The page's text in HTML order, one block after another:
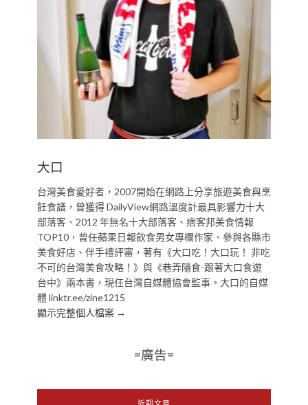
大口
台灣美食愛好者，2007開始在網路上分享旅遊美食與烹
飪食譜，曾獲得 DailyView網路溫度計最具影響力十大
部落客、2012 年無名十大部落客、痞客邦美食情報
TOP10，曾任蘋果日報飲食男女專欄作家、參與各縣市
美食好店、伴手禮評審，著有《大口吃！大口玩！ 非吃
不可的台灣美食攻略！》與《巷弄隱食-跟著大口食遊
台中》兩本書，現任台灣自媒體協會監事。大口的自媒
體 linktr.ee/zine1215
顯示完整個人檔案 →
=廣告=